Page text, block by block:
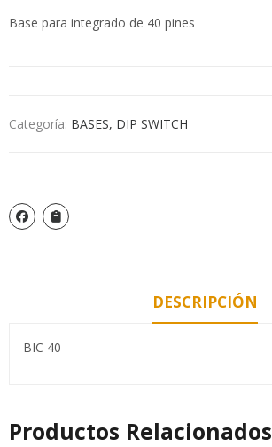
Base para integrado de 40 pines
Categoría: BASES, DIP SWITCH
DESCRIPCIÓN
BIC 40
Productos Relacionados